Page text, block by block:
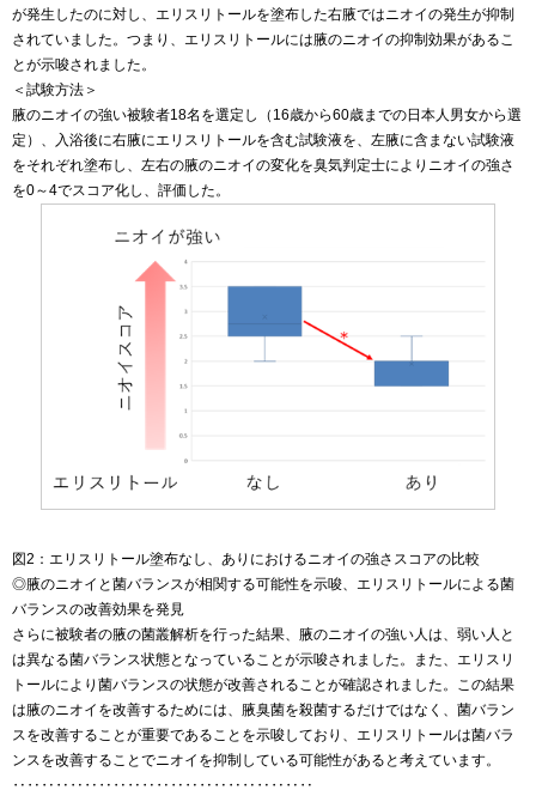
が発生したのに対し、エリスリトールを塗布した右腋ではニオイの発生が抑制
されていました。つまり、エリスリトールには腋のニオイの抑制効果があるこ
とが示唆されました。
＜試験方法＞
腋のニオイの強い被験者18名を選定し（16歳から60歳までの日本人男女から選
定）、入浴後に右腋にエリスリトールを含む試験液を、左腋に含まない試験液
をそれぞれ塗布し、左右の腋のニオイの変化を臭気判定士によりニオイの強さ
を0～4でスコア化し、評価した。
図2：エリスリトール塗布なし、ありにおけるニオイの強さスコアの比較
◎腋のニオイと菌バランスが相関する可能性を示唆、エリスリトールによる菌
バランスの改善効果を発見
さらに被験者の腋の菌叢解析を行った結果、腋のニオイの強い人は、弱い人と
は異なる菌バランス状態となっていることが示唆されました。また、エリスリ
トールにより菌バランスの状態が改善されることが確認されました。この結果
は腋のニオイを改善するためには、腋臭菌を殺菌するだけではなく、菌バラン
スを改善することが重要であることを示唆しており、エリスリトールは菌バラ
ンスを改善することでニオイを抑制している可能性があると考えています。
‥‥‥‥‥‥‥‥‥‥‥‥‥‥‥‥‥‥‥‥‥